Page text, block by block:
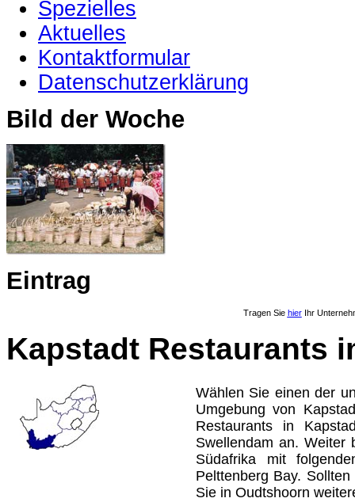
Spezielles
Aktuelles
Kontaktformular
Datenschutzerklärung
Bild der Woche
Eintrag
Tragen Sie hierIhr
Kapstadt Restaurants
Wählen Sie einen der
Umgebung von
Restaurants in
Swellendam an. Weiter
Südafrika mit
Pelttenberg Bay.
Sie in Oudtshoorn